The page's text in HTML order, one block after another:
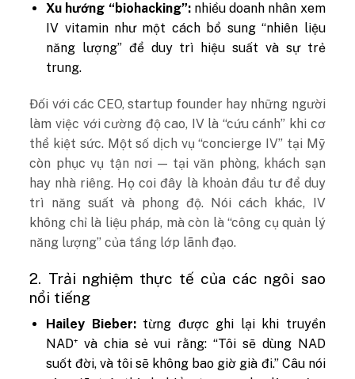
Xu hướng “biohacking”: nhiều doanh nhân xem
IV vitamin như một cách bổ sung “nhiên liệu
năng lượng” để duy trì hiệu suất và sự trẻ
trung.
Đối với các CEO, startup founder hay những người
làm việc với cường độ cao, IV là “cứu cánh” khi cơ
thể kiệt sức. Một số dịch vụ “concierge IV” tại Mỹ
còn phục vụ tận nơi — tại văn phòng, khách sạn
hay nhà riêng. Họ coi đây là khoản đầu tư để duy
trì năng suất và phong độ. Nói cách khác, IV
không chỉ là liệu pháp, mà còn là “công cụ quản lý
năng lượng” của tầng lớp lãnh đạo.
2. Trải nghiệm thực tế của các ngôi sao
nổi tiếng
Hailey Bieber:từng được ghi lại khi truyền
NAD⁺ và chia sẻ vui rằng: “Tôi sẽ dùng NAD
suốt đời, và tôi sẽ không bao giờ già đi.” Câu nói